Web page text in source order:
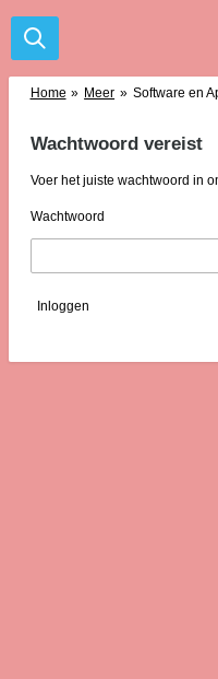
Ga
direct
Home » Meer » Software en
Wachtwoord vereist
Voer het juiste wachtwoord in
Wachtwoord
Inloggen